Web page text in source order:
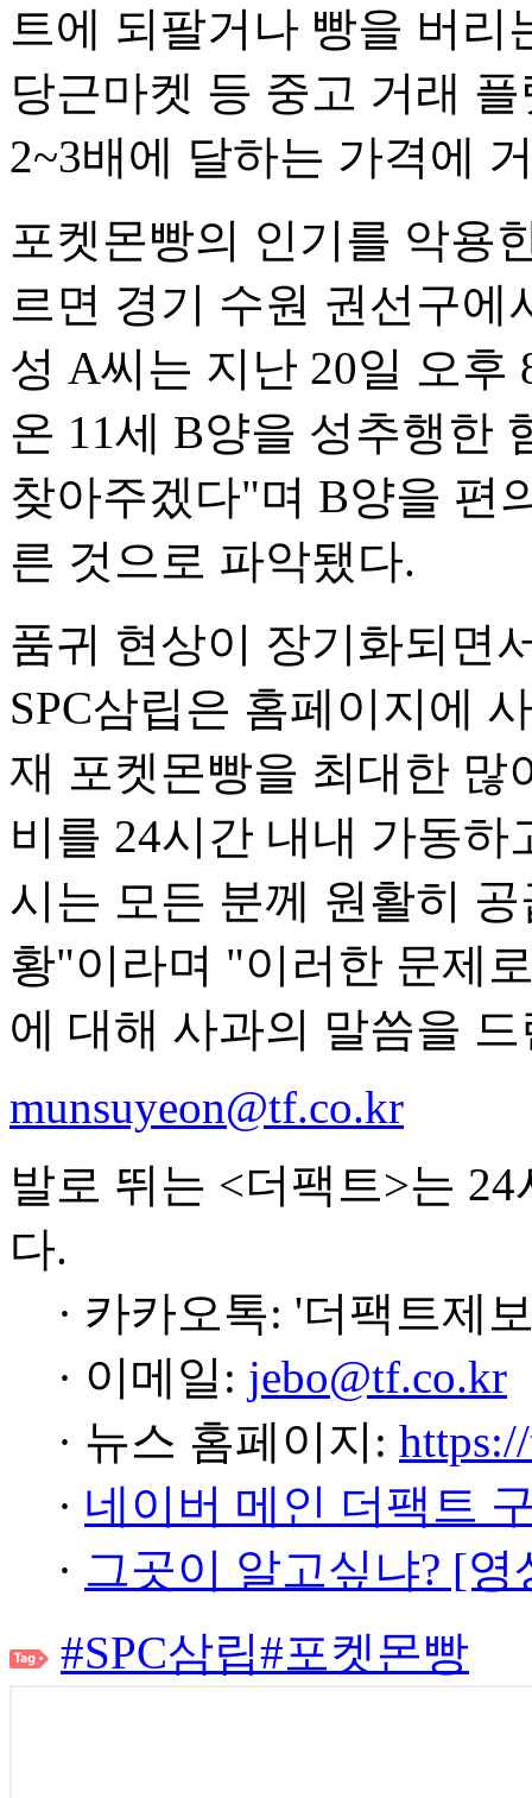
트에 되팔거나 빵을 버리
당근마켓 등 중고 거래
2~3배에 달하는 가격에
포켓몬빵의 인기를 악용
르면 경기 수원 권선구에
성 A씨는 지난 20일 오후
온 11세 B양을 성추행한
찾아주겠다"며 B양을 편
른 것으로 파악됐다.
품귀 현상이 장기화되면
SPC삼립은 홈페이지에
재 포켓몬빵을 최대한 많
비를 24시간 내내 가동
시는 모든 분께 원활히
황"이라며 "이러한 문제
에 대해 사과의 말씀을
munsuyeon@tf.co.kr
발로 뛰는 <더팩트>는
다.
· 카카오톡: '더팩트제
· 이메일: jebo@tf.co.kr
· 뉴스 홈페이지:
· 네이버 메인 더팩트
· 그곳이 알고싶냐? [
#SPC삼립#포켓몬빵